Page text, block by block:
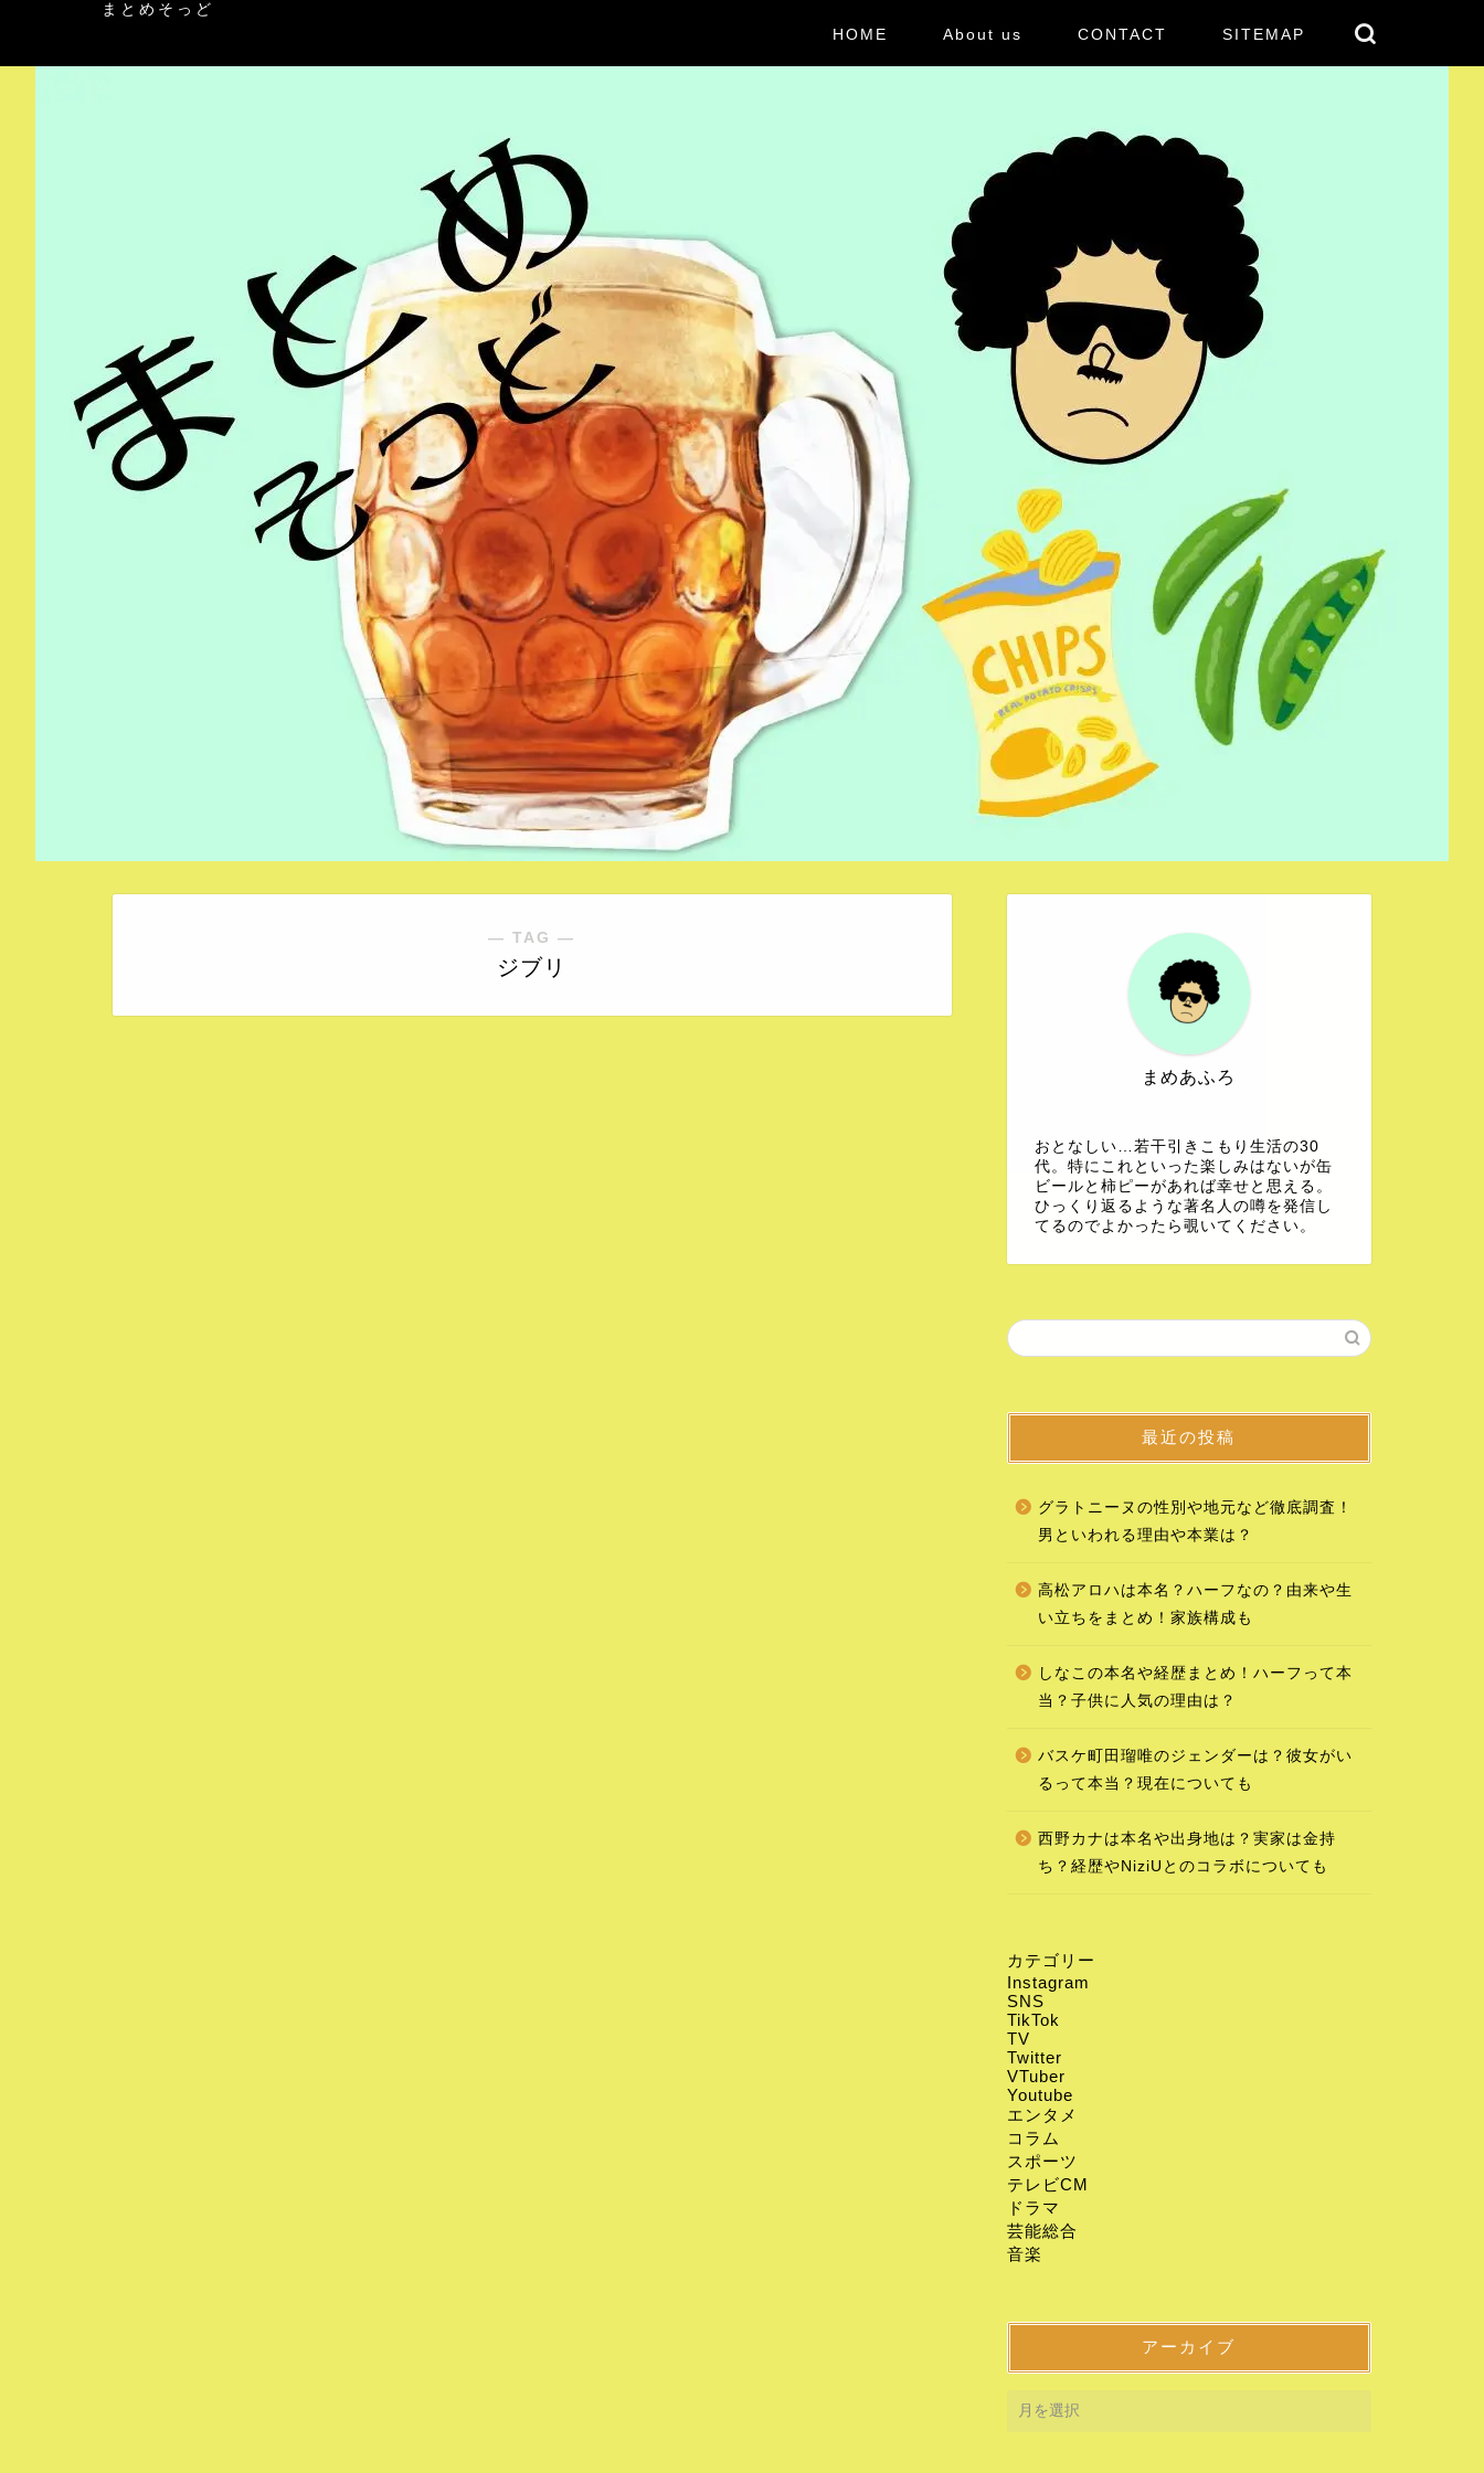
まとめそっど
HOME About us CONTACT SITEMAP
― TAG ―
ジブリ
まめあふろ
おとなしい…若干引きこもり生活の30
代。特にこれといった楽しみはないが缶
ビールと柿ピーがあれば幸せと思える。
ひっくり返るような著名人の噂を発信し
てるのでよかったら覗いてください。
最近の投稿
グラトニーヌの性別や地元など徹底調査！
男といわれる理由や本業は？
高松アロハは本名？ハーフなの？由来や生
い立ちをまとめ！家族構成も
しなこの本名や経歴まとめ！ハーフって本
当？子供に人気の理由は？
バスケ町田瑠唯のジェンダーは？彼女がい
るって本当？現在についても
西野カナは本名や出身地は？実家は金持
ち？経歴やNiziUとのコラボについても
カテゴリー
Instagram
SNS
TikTok
TV
Twitter
VTuber
Youtube
エンタメ
コラム
スポーツ
テレビCM
ドラマ
芸能総合
音楽
アーカイブ